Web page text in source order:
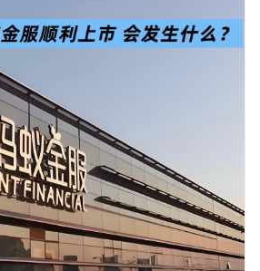
远见的创
的愿景为该项目奠
于社区建设的使
。专注于连接性
密货币使用和快速
了一座桥梁。通过
并深入参与其社
字资产市场中独树
NFT爱好者，还是
体现了一个值得探
继续扩展。